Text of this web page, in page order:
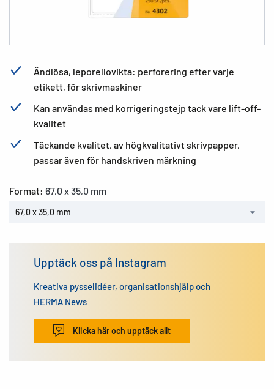
Ändlösa, leporellovikta: perforering efter varje
etikett, för skrivmaskiner
Kan användas med korrigeringstejp tack vare lift-off-
kvalitet
Täckande kvalitet, av högkvalitativt skrivpapper,
passar även för handskriven märkning
Format: 67,0 x 35,0 mm
67,0 x 35,0 mm
Upptäck oss på Instagram
Kreativa pysselidéer, organisationshjälp och
HERMA News
Klicka här och upptäck allt